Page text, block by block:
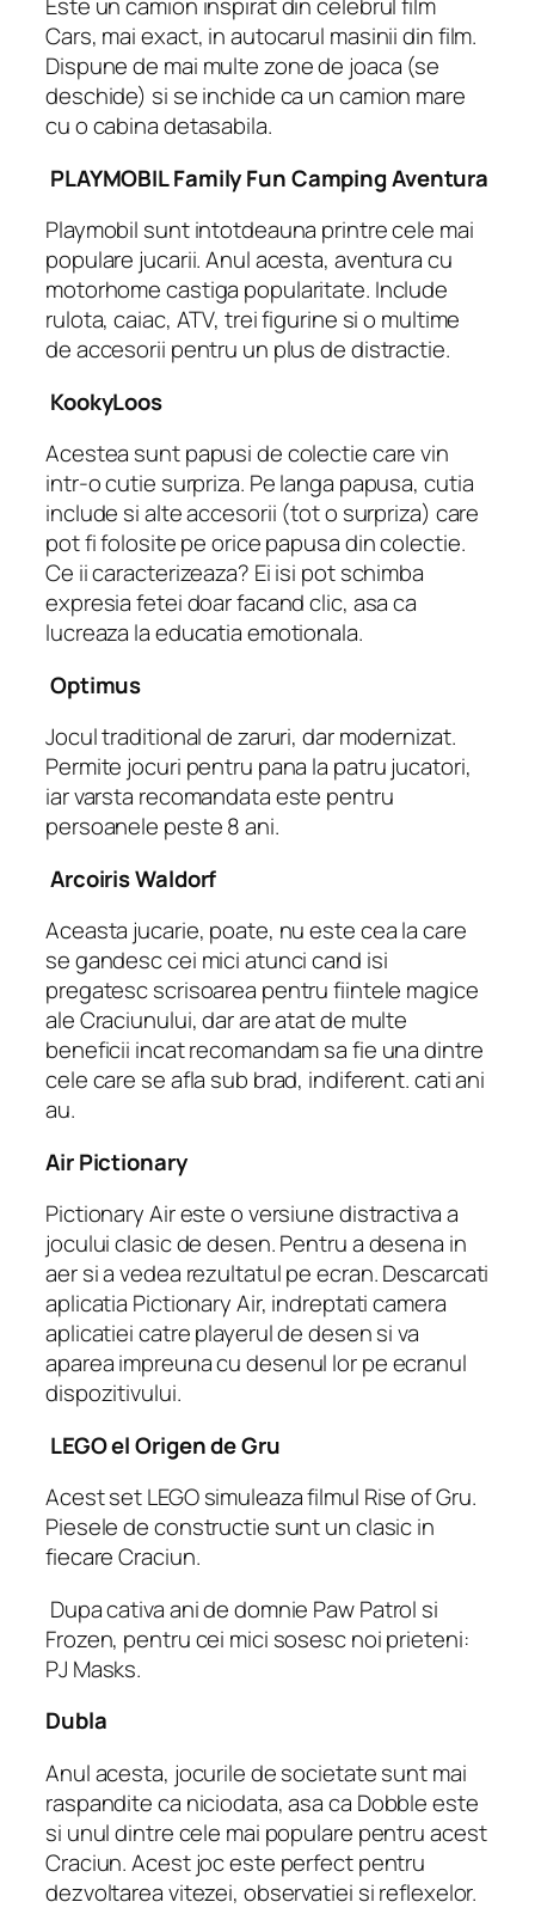
Cars, mai exact, in autocarul masinii din film.
Dispune de mai multe zone de joaca (se
deschide) si se inchide ca un camion mare
cu o cabina detasabila.
PLAYMOBIL Family Fun Camping Aventura
Playmobil sunt intotdeauna printre cele mai
populare jucarii. Anul acesta, aventura cu
motorhome castiga popularitate. Include
rulota, caiac, ATV, trei figurine si o multime
de accesorii pentru un plus de distractie.
KookyLoos
Acestea sunt papusi de colectie care vin
intr-o cutie surpriza. Pe langa papusa, cutia
include si alte accesorii (tot o surpriza) care
pot fi folosite pe orice papusa din colectie.
Ce ii caracterizeaza? Ei isi pot schimba
expresia fetei doar facand clic, asa ca
lucreaza la educatia emotionala.
Optimus
Jocul traditional de zaruri, dar modernizat.
Permite jocuri pentru pana la patru jucatori,
iar varsta recomandata este pentru
persoanele peste 8 ani.
Arcoiris Waldorf
Aceasta jucarie, poate, nu este cea la care
se gandesc cei mici atunci cand isi
pregatesc scrisoarea pentru fiintele magice
ale Craciunului, dar are atat de multe
beneficii incat recomandam sa fie una dintre
cele care se afla sub brad, indiferent. cati ani
au.
Air Pictionary
Pictionary Air este o versiune distractiva a
jocului clasic de desen. Pentru a desena in
aer si a vedea rezultatul pe ecran. Descarcati
aplicatia Pictionary Air, indreptati camera
aplicatiei catre playerul de desen si va
aparea impreuna cu desenul lor pe ecranul
dispozitivului.
LEGO el Origen de Gru
Acest set LEGO simuleaza filmul Rise of Gru.
Piesele de constructie sunt un clasic in
fiecare Craciun.
Dupa cativa ani de domnie Paw Patrol si
Frozen, pentru cei mici sosesc noi prieteni:
PJ Masks.
Dubla
Anul acesta, jocurile de societate sunt mai
raspandite ca niciodata, asa ca Dobble este
si unul dintre cele mai populare pentru acest
Craciun. Acest joc este perfect pentru
dezvoltarea vitezei, observatiei si reflexelor.